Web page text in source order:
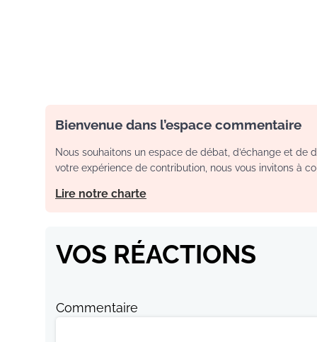
Bienvenue dans l’espace commentaire
Nous souhaitons un espace de débat, d’échange et
votre expérience de contribution, nous vous invitons à
Lire notre charte
VOS RÉACTIONS
Commentaire